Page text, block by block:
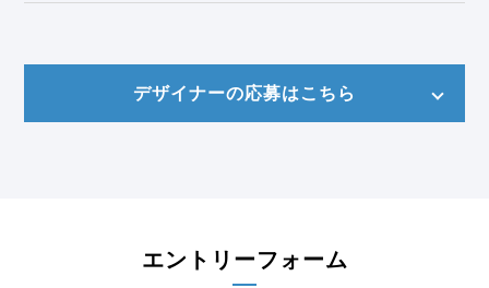
デザイナーの応募はこちら
エントリーフォーム